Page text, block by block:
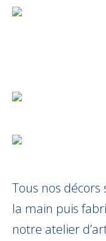
Tous nos
la main puis
notre atelier